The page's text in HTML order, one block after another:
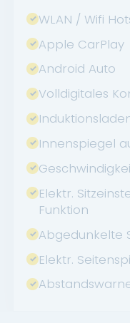
WLAN / Wifi
Apple CarPlay
Android Auto
Volldigitales
Innenspiegel
Elektr.
Funktion
Abgedunkelte
Elektr.